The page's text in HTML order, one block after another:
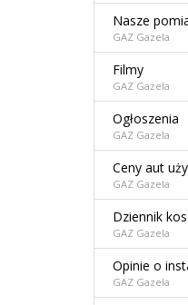
Nasze
GAZ Gazela
Filmy
GAZ Gazela
Ogłoszenia
GAZ Gazela
Ceny aut
GAZ Gazela
Dziennik
GAZ Gazela
Opinie o
GAZ Gazela